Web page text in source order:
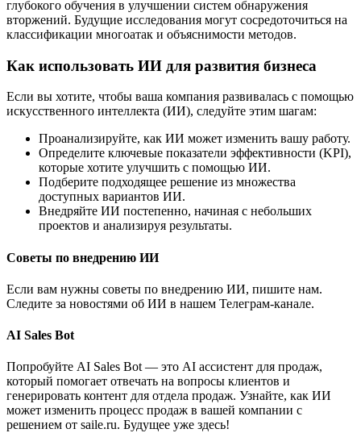
глубокого обучения в улучшении систем обнаружения
вторжений. Будущие исследования могут сосредоточиться на
классификации многоатак и объяснимости методов.
Как использовать ИИ для развития бизнеса
Если вы хотите, чтобы ваша компания развивалась с помощью
искусственного интеллекта (ИИ), следуйте этим шагам:
Проанализируйте, как ИИ может изменить вашу работу.
Определите ключевые показатели эффективности (KPI),
которые хотите улучшить с помощью ИИ.
Подберите подходящее решение из множества
доступных вариантов ИИ.
Внедряйте ИИ постепенно, начиная с небольших
проектов и анализируя результаты.
Советы по внедрению ИИ
Если вам нужны советы по внедрению ИИ, пишите нам.
Следите за новостями об ИИ в нашем Телеграм-канале.
AI Sales Bot
Попробуйте AI Sales Bot — это AI ассистент для продаж,
который помогает отвечать на вопросы клиентов и
генерировать контент для отдела продаж. Узнайте, как ИИ
может изменить процесс продаж в вашей компании с
решением от saile.ru. Будущее уже здесь!